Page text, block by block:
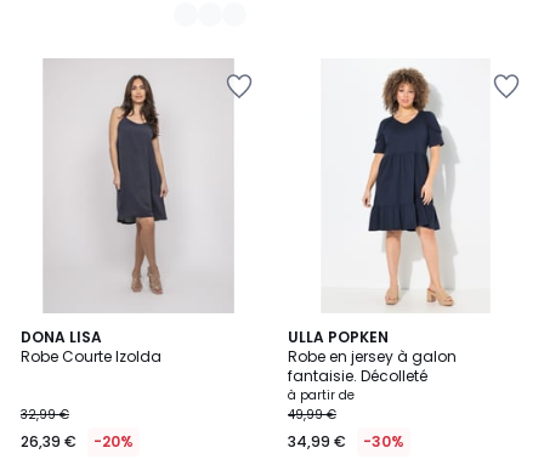
DONA LISA
Robe Courte Izolda
32,99 €
26,39 € -20%
5
/
8
Couleurs
ULLA POPKEN
Robe en jersey à galon
fantaisie. Décolleté
à partir de
49,99 €
34,99 € -30%
2
Couleurs